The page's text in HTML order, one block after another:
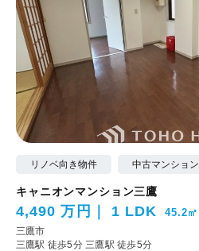
リノベ向き物件 中古マンション
キャニオンマンション三鷹
4,490 万円 1 LDK 45.2㎡
三鷹市
三鷹駅 徒歩5分 三鷹駅 徒歩5分